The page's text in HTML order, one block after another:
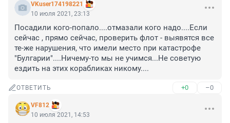
VKuser174198221
10 июля 2021, 23:13
Посадили кого-попало....отмазали кого надо....Если
сейчас , прямо сейчас, проверить флот - выявятся все
те-же нарушения, что имели место при катастрофе
"Булгарии"....Ничему-то мы не учимся...Не советую
ездить на этих корабликах никому....
ОТВЕТИТЬ +0 –0
VF812
10 июля 2021, 14:53